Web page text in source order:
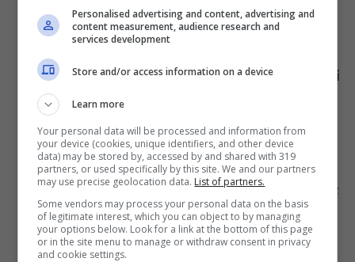
30 euro per ogni figlio minorennese
entrambi i genitori sono titolari di
reddito da lavoro nel caso di ISEE pari
o inferiore a 15mila euro
invece più elevato, la maggiorazione si
riduce fino ad azzerarsi arrivando a un
ISEE uguale o maggiore di 40 mila euro;
100 euro forfettari al mese pernuclei
familiari numerosi(ossia con 4 o più
Personalised advertising and content, advertising and
content measurement, audience research and
services development
Store and/or access information on a device
Learn more
Your personal data will be processed and information from
your device (cookies, unique identifiers, and other device
data) may be stored by, accessed by and shared with 319
partners, or used specifically by this site. We and our partners
may use precise geolocation data. List of partners.
Some vendors may process your personal data on the basis
of legitimate interest, which you can object to by managing
your options below. Look for a link at the bottom of this page
or in the site menu to manage or withdraw consent in privacy
and cookie settings.